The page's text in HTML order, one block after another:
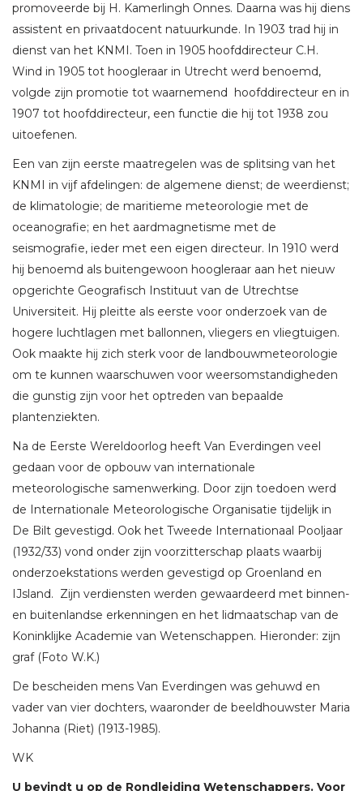
promoveerde bij H. Kamerlingh Onnes. Daarna was hij diens
assistent en privaatdocent natuurkunde. In 1903 trad hij in
dienst van het KNMI. Toen in 1905 hoofddirecteur C.H.
Wind in 1905 tot hoogleraar in Utrecht werd benoemd,
volgde zijn promotie tot waarnemend hoofddirecteur en in
1907 tot hoofddirecteur, een functie die hij tot 1938 zou
uitoefenen.
Een van zijn eerste maatregelen was de splitsing van het
KNMI in vijf afdelingen: de algemene dienst; de weerdienst;
de klimatologie; de maritieme meteorologie met de
oceanografie; en het aardmagnetisme met de
seismografie, ieder met een eigen directeur. In 1910 werd
hij benoemd als buitengewoon hoogleraar aan het nieuw
opgerichte Geografisch Instituut van de Utrechtse
Universiteit. Hij pleitte als eerste voor onderzoek van de
hogere luchtlagen met ballonnen, vliegers en vliegtuigen.
Ook maakte hij zich sterk voor de landbouwmeteorologie
om te kunnen waarschuwen voor weersomstandigheden
die gunstig zijn voor het optreden van bepaalde
plantenziekten.
Na de Eerste Wereldoorlog heeft Van Everdingen veel
gedaan voor de opbouw van internationale
meteorologische samenwerking. Door zijn toedoen werd
de Internationale Meteorologische Organisatie tijdelijk in
De Bilt gevestigd. Ook het Tweede Internationaal Pooljaar
(1932/33) vond onder zijn voorzitterschap plaats waarbij
onderzoekstations werden gevestigd op Groenland en
IJsland. Zijn verdiensten werden gewaardeerd met binnen-
en buitenlandse erkenningen en het lidmaatschap van de
Koninklijke Academie van Wetenschappen. Hieronder: zijn
graf (Foto W.K.)
De bescheiden mens Van Everdingen was gehuwd en
vader van vier dochters, waaronder de beeldhouwster Maria
Johanna (Riet) (1913-1985).
WK
U bevindt u op de Rondleiding Wetenschappers. Voor